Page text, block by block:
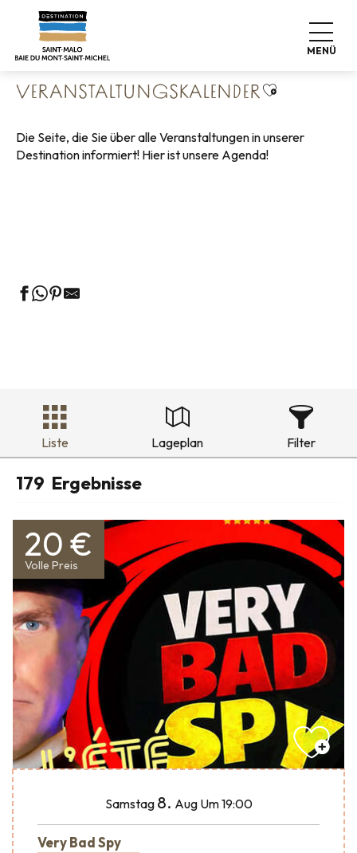
contenu
MENÜ
Startseite
Veranstaltungskalender
VERANSTALTUNGSKALENDERAjouter aux
Die Seite, die Sie über alle Veranstaltungen in unserer
Destination informiert! Hier ist unsere Agenda!
Liste Lageplan Filter
179 Ergebnisse
20 €
Volle Preis
Samstag 8. Aug Um 19:00
Very Bad Spy